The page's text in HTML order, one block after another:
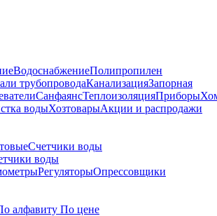
ВодоснабжениеПолипропилен
трубопроводаКанализацияЗапорная
СанфаянсТеплоизоляцияПриборы
водыХозтоварыАкции и распродажи
Счетчики воды
воды
РегуляторыОпрессовщики
алфавиту По цене